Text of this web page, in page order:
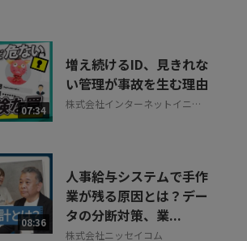
07:34
増え続けるID、見きれな
い管理が事故を生む理由
株式会社インターネットイニシ
08:36
人事給与システムで手作
業が残る原因とは？デー
タの分断対策、業...
株式会社ニッセイコム